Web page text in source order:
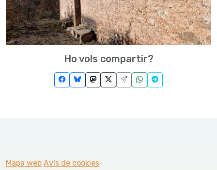
Ho vols compartir?
Mapa web Avís de cookies